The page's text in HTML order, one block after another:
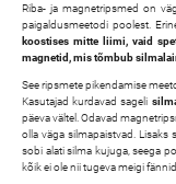
Riba- ja magnetripsmed on
paigaldusmeetodi poolest.
koostises mitte liimi, vaid
magnetid, mis tõmbub
See ripsmete pikendamise
Kasutajad kurdavad sageli
päeva vältel. Odavad
olla väga silmapaistvad. Lisaks
sobi alati silma kujuga, seega
kõik ei ole nii tugeva meigi fännid.